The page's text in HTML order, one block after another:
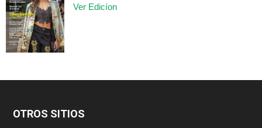
Ver Edicíon
OTROS SITIOS